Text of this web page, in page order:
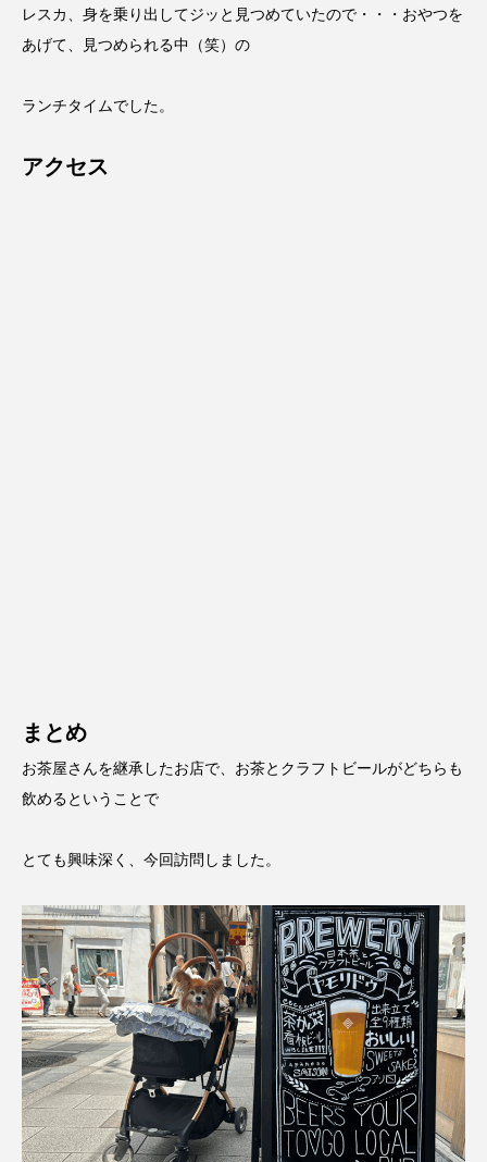
レスカ、身を乗り出してジッと見つめていたので・・・おやつを
あげて、見つめられる中（笑）の
ランチタイムでした。
アクセス
まとめ
お茶屋さんを継承したお店で、お茶とクラフトビールがどちらも
飲めるということで
とても興味深く、今回訪問しました。